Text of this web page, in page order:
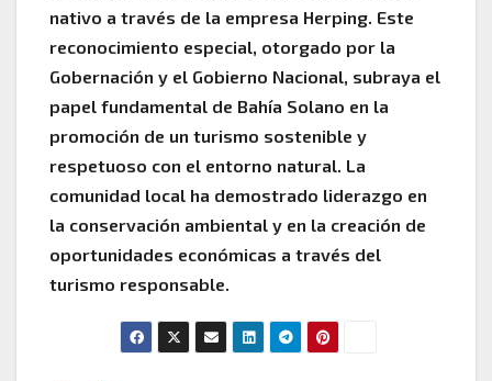
nativo a través de la empresa Herping. Este
reconocimiento especial, otorgado por la
Gobernación y el Gobierno Nacional, subraya el
papel fundamental de Bahía Solano en la
promoción de un turismo sostenible y
respetuoso con el entorno natural. La
comunidad local ha demostrado liderazgo en
la conservación ambiental y en la creación de
oportunidades económicas a través del
turismo responsable.